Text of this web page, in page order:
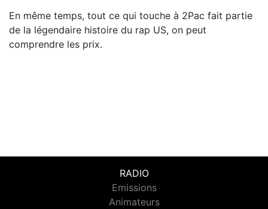
En même temps, tout ce qui touche à 2Pac fait partie
de la légendaire histoire du rap US, on peut
comprendre les prix.
RADIO
Emissions
Animateurs